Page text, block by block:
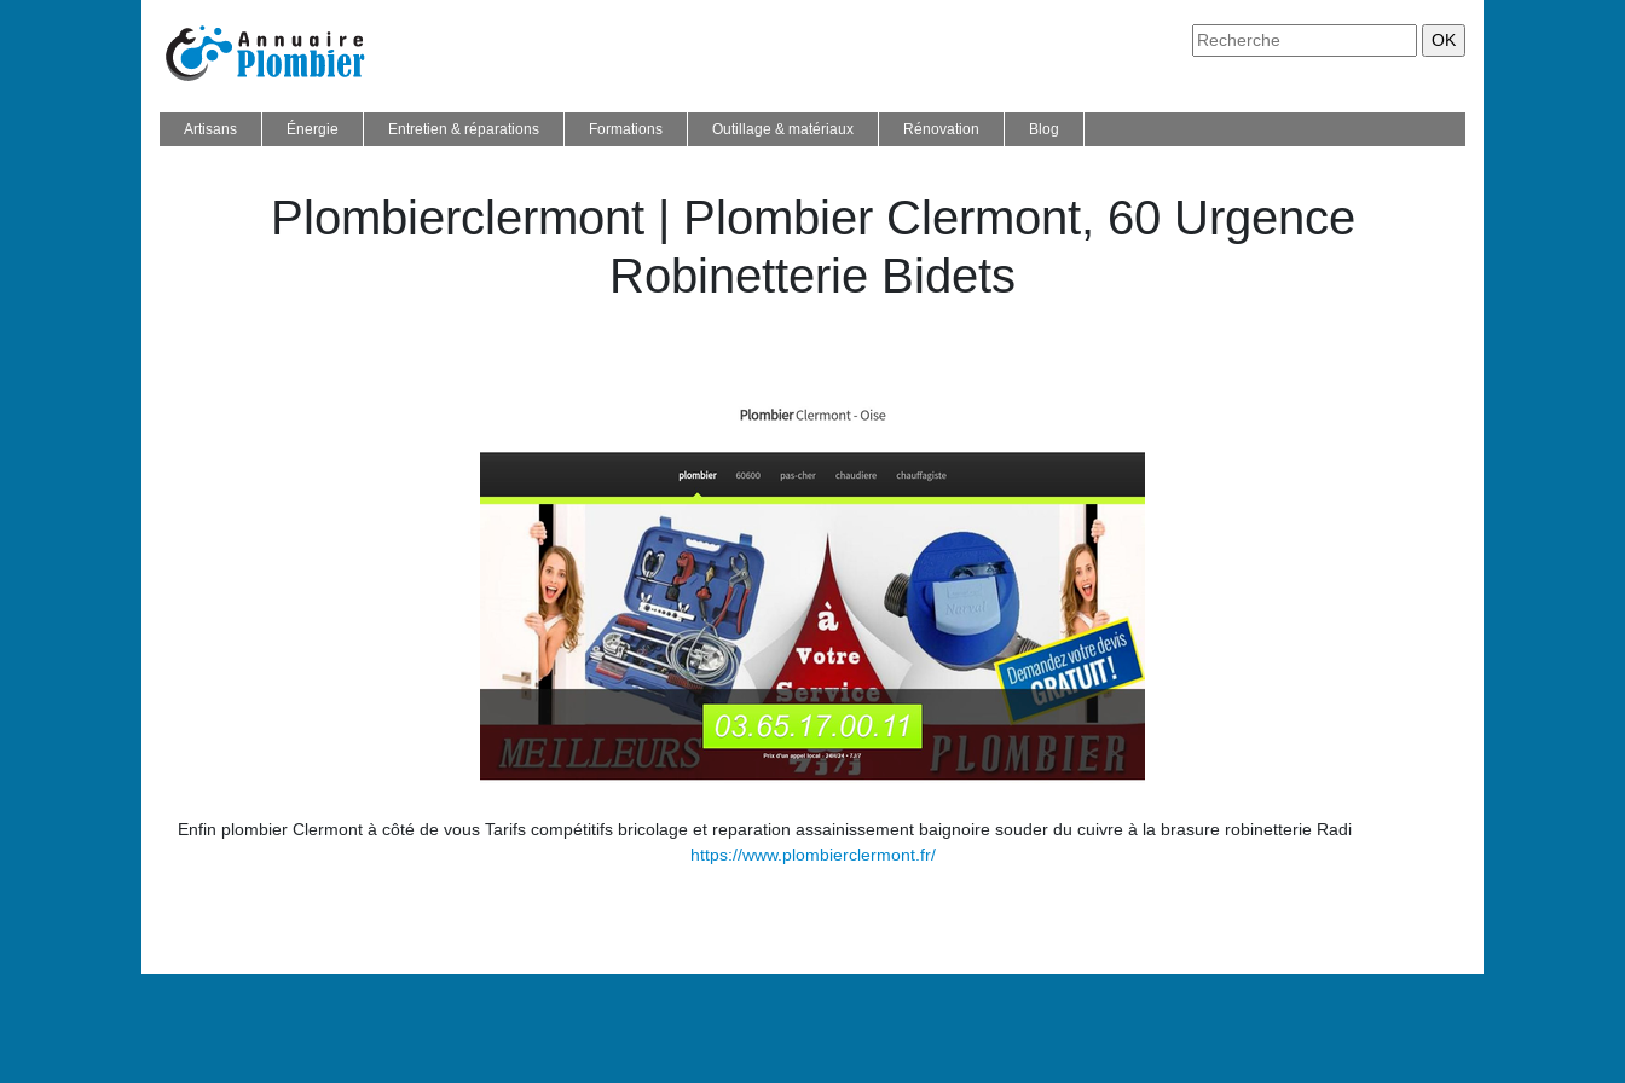
Artisans Énergie Entretien & réparations Formations Outillage & matériaux Rénovation Blog
Plom­biercler­mont | Plombier Clermont, 60 Urgence
Robinet­te­rie Bidets
Enfin plombier Clermont à côté de vous Tarifs compétitifs bricolage et reparation assainissement baignoire souder du cuivre à la brasure robinetterie Radi
https://www.plombierclermont.fr/